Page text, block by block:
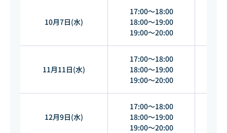
10月7日(水)
17:00～18:00
18:00～19:00
19:00～20:00
11月11日(水)
17:00～18:00
18:00～19:00
19:00～20:00
12月9日(水)
17:00～18:00
18:00～19:00
19:00～20:00